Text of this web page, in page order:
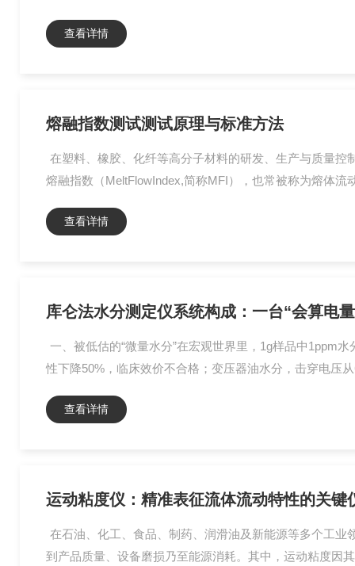
查看详情
熔融指数测试测试原理与标准方法
在塑料、橡胶、化纤等高分子材料的研发、生产与质量
熔融指数（MeltFlowIndex,简称MFI），也常被称为熔体流
查看详情
库仑法水分测定仪系统构成：一台“会算电
一、被低估的“微量水分”在宏观世界里，1g样品中1ppm
性下降50%，临床效价不合格；变压器油水分，击穿电压
查看详情
运动粘度仪：精准表征流体流动特性的关键
在石油、化工、食品、制药、润滑油及新能源等多个工
到产品质量、设备磨损乃至能源消耗。其中，运动粘度因